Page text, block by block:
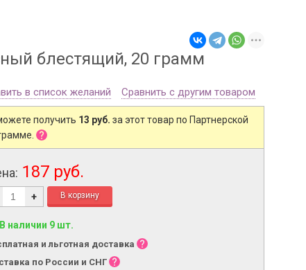
блестящий, 20 грамм
в список желаний Сравнить с другим товаром
получить 13 руб. за этот товар по Партнерской
187 руб.
+
В наличии 9 шт.
и льготная доставка
по России и СНГ